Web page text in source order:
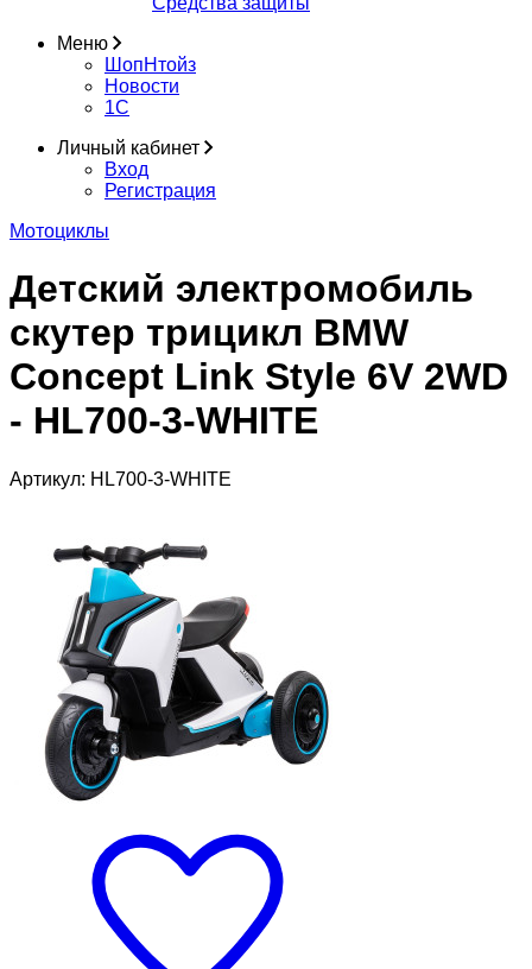
Меню
ШопНтойз
Новости
1C
Личный кабинет
Вход
Регистрация
Мотоциклы
Детский электромобиль
скутер трицикл BMW
Concept Link Style 6V 2WD
- HL700-3-WHITE
Артикул: HL700-3-WHITE